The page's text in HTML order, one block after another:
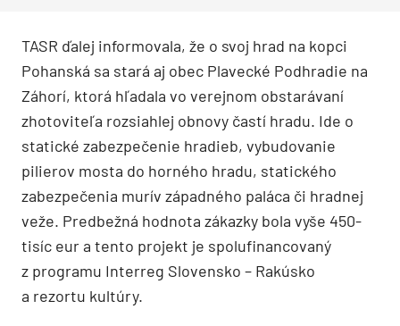
TASR ďalej informovala, že o svoj hrad na kopci
Pohanská sa stará aj obec Plavecké Podhradie na
Záhorí, ktorá hľadala vo verejnom obstarávaní
zhotoviteľa rozsiahlej obnovy častí hradu. Ide o
statické zabezpečenie hradieb, vybudovanie
pilierov mosta do horného hradu, statického
zabezpečenia murív západného paláca či hradnej
veže. Predbežná hodnota zákazky bola vyše 450-
tisíc eur a tento projekt je spolufinancovaný
z programu Interreg Slovensko – Rakúsko
a rezortu kultúry.